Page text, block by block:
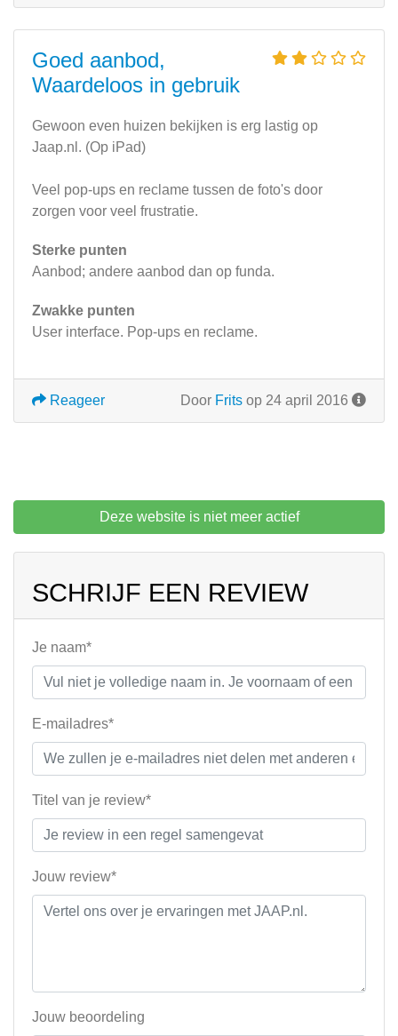
Goed aanbod,
Waardeloos in gebruik
Gewoon even huizen bekijken is erg lastig op
Jaap.nl. (Op iPad)
Veel pop-ups en reclame tussen de foto's door
zorgen voor veel frustratie.
Sterke punten
Aanbod; andere aanbod dan op funda.
Zwakke punten
User interface. Pop-ups en reclame.
Door Frits op 24 april 2016
Reageer
Deze website is niet meer actief
SCHRIJF EEN REVIEW
Je naam*
E-mailadres*
Titel van je review*
Jouw review*
Jouw beoordeling